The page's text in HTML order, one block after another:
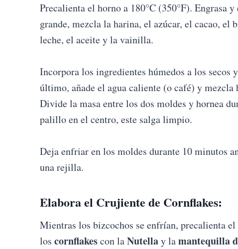
Precalienta el horno a 180°C (350°F). Engrasa
grande, mezcla la harina, el azúcar, el cacao,
leche, el aceite y la vainilla.
Incorpora los ingredientes húmedos a los secos
último, añade el agua caliente (o café) y mezcla
Divide la masa entre los dos moldes y hornea
palillo en el centro, este salga limpio.
Deja enfriar en los moldes durante 10 minutos
una rejilla.
Elabora el Crujiente de Cornflakes:
Mientras los bizcochos se enfrían, precalienta
los cornflakescon laNutellay lamantequilla